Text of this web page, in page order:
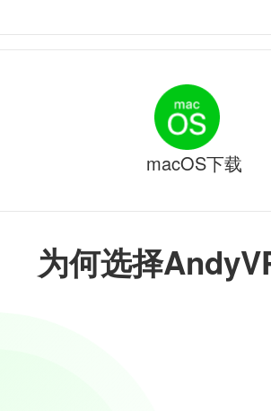
为何选择
macOS下载